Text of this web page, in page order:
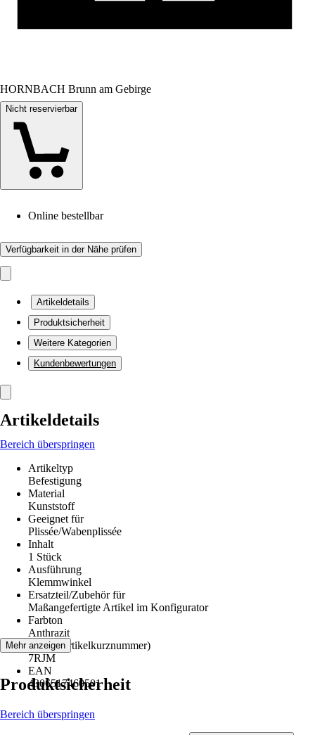
HORNBACH Brunn am Gebirge
Nicht reservierbar
Online bestellbar
Verfügbarkeit in der Nähe prüfen
Artikeldetails
Produktsicherheit
Weitere Kategorien
Kundenbewertungen
Artikeldetails
Bereich überspringen
Artikeltyp
Befestigung
Material
Kunststoff
Geeignet für
Plissée/Wabenplissée
Inhalt
1 Stück
Ausführung
Klemmwinkel
Ersatzteil/Zubehör für
Maßangefertigte Artikel im Konfigurator
Farbton
Anthrazit
AKN (Artikelkurznummer)
7RJM
EAN
4306517460501
Mehr anzeigen
Produktsicherheit
Bereich überspringen